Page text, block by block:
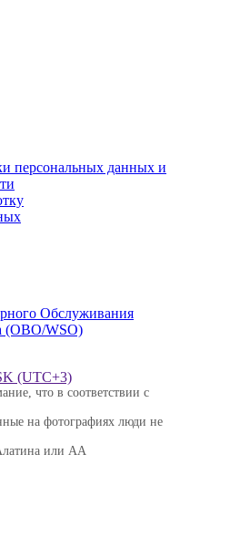
персональных данных и
Обслуживания
(ОВО/WSО)
(UTC+3)
что в соответствии с
на фотографиях люди не
или АА